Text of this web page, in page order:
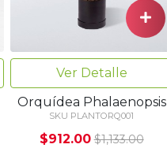
Ver Detalle
Orquídea Phalaenopsis
SKU PLANTORQ001
$912.00 $1,133.00